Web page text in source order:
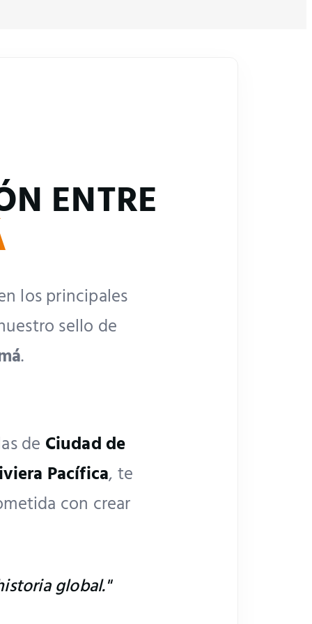
ENTRE
los principales
sello de
.
de Ciudad de
Pacífica, te
con crear
global."